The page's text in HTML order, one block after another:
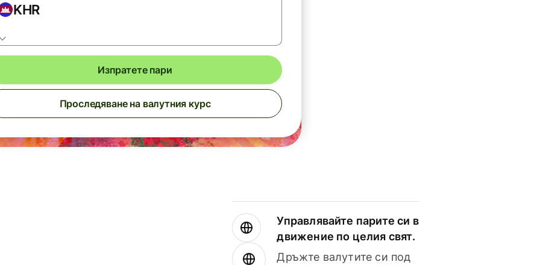
KHR
Изпратете пари
Проследяване на валутния курс
Управлявайте парите си в
движение по целия свят.
Дръжте валутите си под